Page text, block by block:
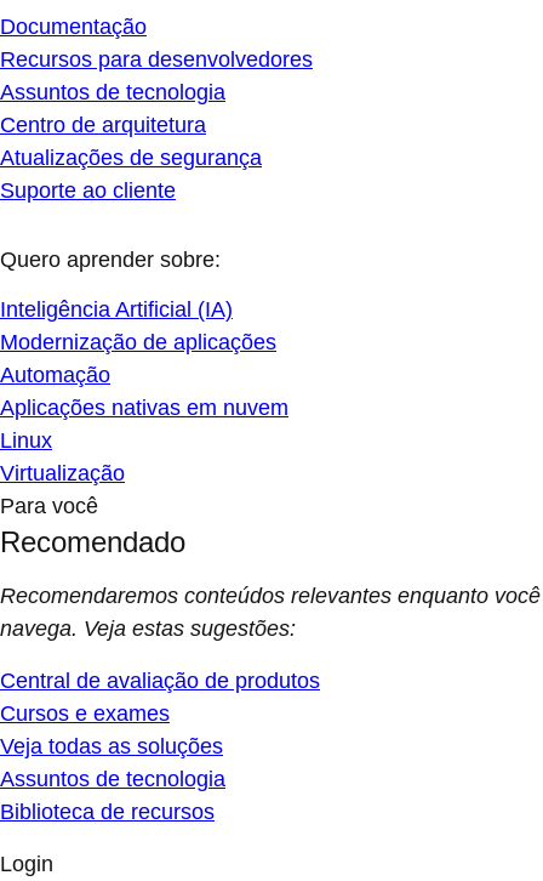
Documentação
Recursos para desenvolvedores
Assuntos de tecnologia
Centro de arquitetura
Atualizações de segurança
Suporte ao cliente
Quero aprender sobre:
Inteligência Artificial (IA)
Modernização de aplicações
Automação
Aplicações nativas em nuvem
Linux
Virtualização
Para você
Recomendado
Recomendaremos conteúdos relevantes enquanto você
navega. Veja estas sugestões:
Central de avaliação de produtos
Cursos e exames
Veja todas as soluções
Assuntos de tecnologia
Biblioteca de recursos
Login